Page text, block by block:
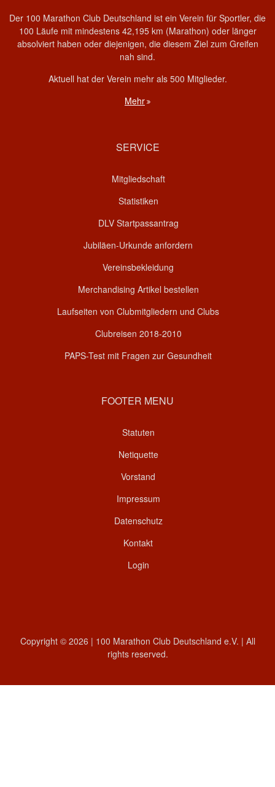
Der 100 Marathon Club Deutschland ist ein Verein für Sportler, die
100 Läufe mit mindestens 42,195 km (Marathon) oder länger
absolviert haben oder diejenigen, die diesem Ziel zum Greifen
nah sind.
Aktuell hat der Verein mehr als 500 Mitglieder.
Mehr
SERVICE
Mitgliedschaft
Statistiken
DLV Startpassantrag
Jubiläen-Urkunde anfordern
Vereinsbekleidung
Merchandising Artikel bestellen
Laufseiten von Clubmitgliedern und Clubs
Clubreisen 2018-2010
PAPS-Test mit Fragen zur Gesundheit
FOOTER MENU
Statuten
Netiquette
Vorstand
Impressum
Datenschutz
Kontakt
Login
Copyright © 2026 | 100 Marathon Club Deutschland e.V. | All
rights reserved.